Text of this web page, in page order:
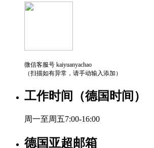
微信客服号 kaiyuanyachao
（扫描如有异常，请手动输入添加）
工作时间（德国时间）
周一至周五7:00-16:00
德国亚超邮箱